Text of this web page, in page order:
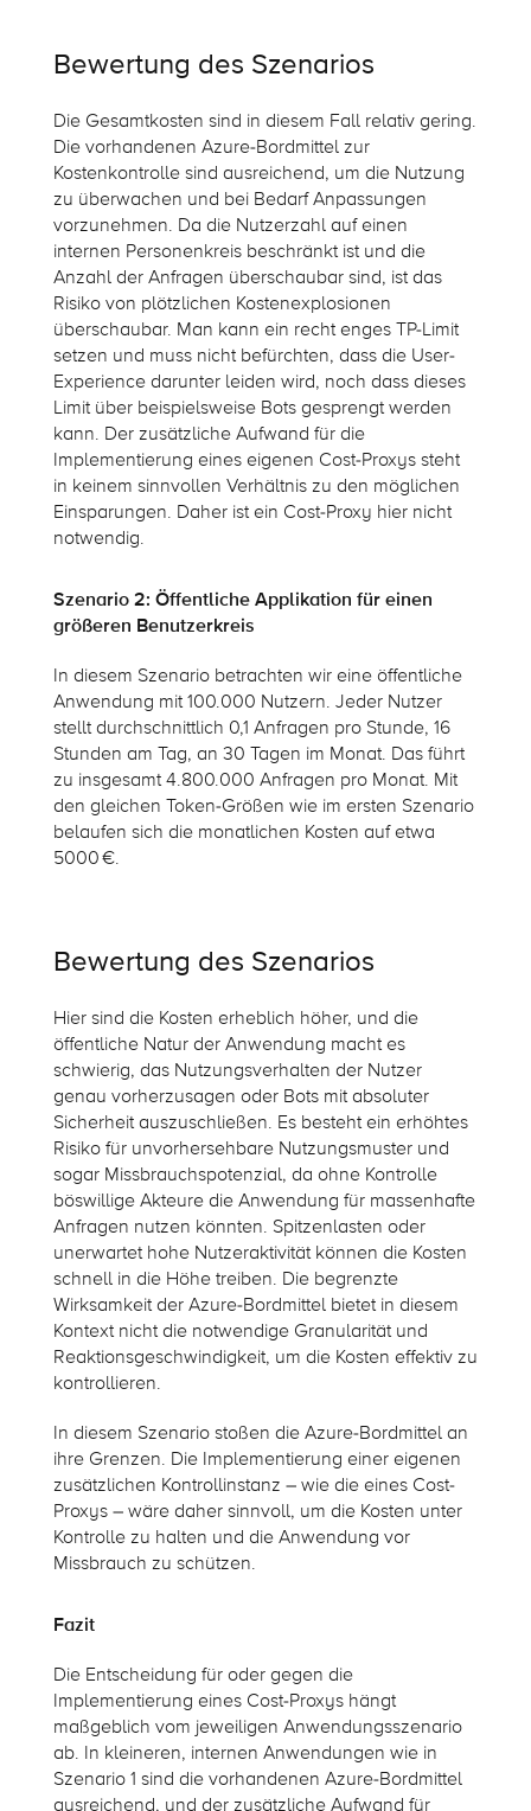
Bewertung des Szenarios
Die Gesamtkosten sind in diesem Fall relativ gering.
Die vorhandenen Azure-Bordmittel zur
Kostenkontrolle sind ausreichend, um die Nutzung
zu überwachen und bei Bedarf Anpassungen
vorzunehmen. Da die Nutzerzahl auf einen
internen Personenkreis beschränkt ist und die
Anzahl der Anfragen überschaubar sind, ist das
Risiko von plötzlichen Kostenexplosionen
überschaubar. Man kann ein recht enges TP-Limit
setzen und muss nicht befürchten, dass die User-
Experience darunter leiden wird, noch dass dieses
Limit über beispielsweise Bots gesprengt werden
kann. Der zusätzliche Aufwand für die
Implementierung eines eigenen Cost-Proxys steht
in keinem sinnvollen Verhältnis zu den möglichen
Einsparungen. Daher ist ein Cost-Proxy hier nicht
notwendig.
Szenario 2: Öffentliche Applikation für einen
größeren Benutzerkreis
In diesem Szenario betrachten wir eine öffentliche
Anwendung mit 100.000 Nutzern. Jeder Nutzer
stellt durchschnittlich 0,1 Anfragen pro Stunde, 16
Stunden am Tag, an 30 Tagen im Monat. Das führt
zu insgesamt 4.800.000 Anfragen pro Monat. Mit
den gleichen Token-Größen wie im ersten Szenario
belaufen sich die monatlichen Kosten auf etwa
5000 €.
Bewertung des Szenarios
Hier sind die Kosten erheblich höher, und die
öffentliche Natur der Anwendung macht es
schwierig, das Nutzungsverhalten der Nutzer
genau vorherzusagen oder Bots mit absoluter
Sicherheit auszuschließen. Es besteht ein erhöhtes
Risiko für unvorhersehbare Nutzungsmuster und
sogar Missbrauchspotenzial, da ohne Kontrolle
böswillige Akteure die Anwendung für massenhafte
Anfragen nutzen könnten. Spitzenlasten oder
unerwartet hohe Nutzeraktivität können die Kosten
schnell in die Höhe treiben. Die begrenzte
Wirksamkeit der Azure-Bordmittel bietet in diesem
Kontext nicht die notwendige Granularität und
Reaktionsgeschwindigkeit, um die Kosten effektiv zu
kontrollieren.
In diesem Szenario stoßen die Azure-Bordmittel an
ihre Grenzen. Die Implementierung einer eigenen
zusätzlichen Kontrollinstanz – wie die eines Cost-
Proxys – wäre daher sinnvoll, um die Kosten unter
Kontrolle zu halten und die Anwendung vor
Missbrauch zu schützen.
Fazit
Die Entscheidung für oder gegen die
Implementierung eines Cost-Proxys hängt
maßgeblich vom jeweiligen Anwendungsszenario
ab. In kleineren, internen Anwendungen wie in
Szenario 1 sind die vorhandenen Azure-Bordmittel
ausreichend, und der zusätzliche Aufwand für